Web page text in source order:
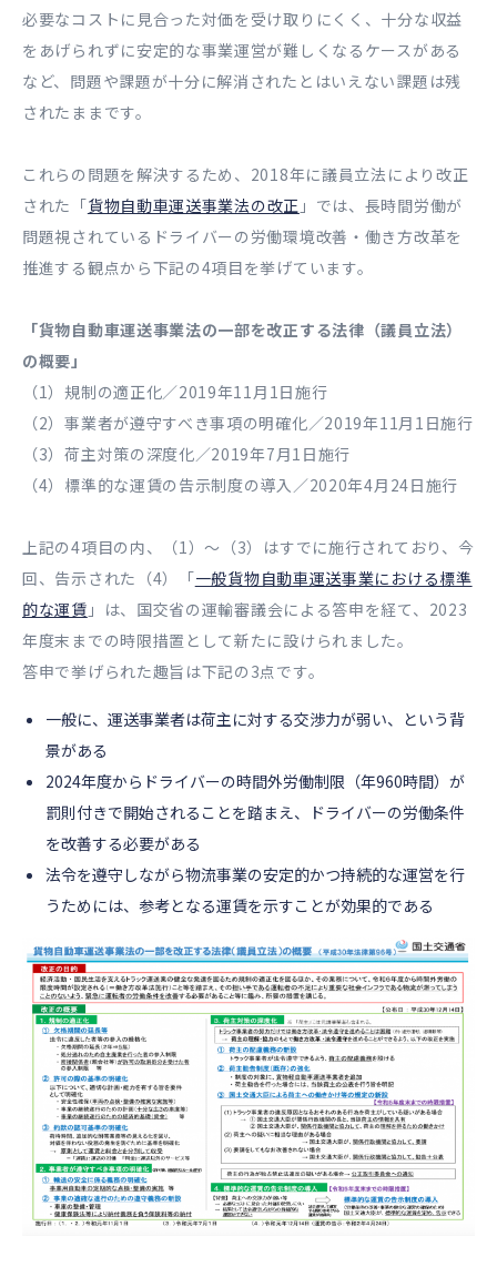
必要なコストに見合った対価を受け取りにくく、十分な収益
をあげられずに安定的な事業運営が難しくなるケースがある
など、問題や課題が十分に解消されたとはいえない課題は残
されたままです。
これらの問題を解決するため、2018年に議員立法により改正
された「貨物自動車運送事業法の改正 」では、長時間労働が
問題視されているドライバーの労働環境改善・働き方改革を
推進する観点から下記の4項目を挙げています。
「貨物自動車運送事業法の一部を改正する法律（議員立法）
の概要」
（1）規制の適正化／2019年11月1日施行
（2）事業者が遵守すべき事項の明確化／2019年11月1日施行
（3）荷主対策の深度化／2019年7月1日施行
（4）標準的な運賃の告示制度の導入／2020年4月24日施行
上記の4項目の内、（1）〜（3）はすでに施行されており、今
回、告示された（4）「一般貨物自動車運送事業における標準
的な運賃 」は、国交省の運輸審議会による答申を経て、2023
年度末までの時限措置として新たに設けられました。
答申で挙げられた趣旨は下記の3点です。
一般に、運送事業者は荷主に対する交渉力が弱い、という背
景がある
2024年度からドライバーの時間外労働制限（年960時間）が
罰則付きで開始されることを踏まえ、ドライバーの労働条件
を改善する必要がある
法令を遵守しながら物流事業の安定的かつ持続的な運営を行
うためには、参考となる運賃を示すことが効果的である